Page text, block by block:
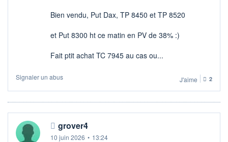
Bien vendu, Put Dax, TP 8450 et TP 8520
et Put 8300 ht ce matin en PV de 38% :)
Fait ptit achat TC 7945 au cas ou...
Signaler un abus J'aime 2
grover4
10 juin 2026 • 13:24